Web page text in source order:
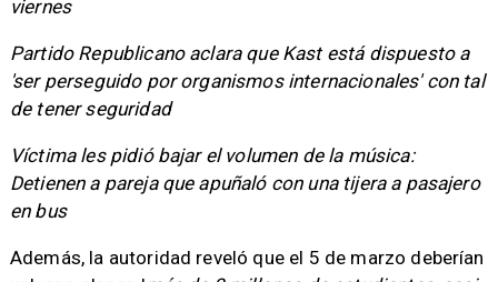
viernes
Partido Republicano aclara que Kast está dispuesto a
'ser perseguido por organismos internacionales' con tal
de tener seguridad
Víctima les pidió bajar el volumen de la música:
Detienen a pareja que apuñaló con una tijera a pasajero
en bus
Además, la autoridad reveló que el 5 de marzo deberían